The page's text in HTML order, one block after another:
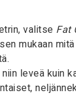
valitse Fat
mukaan
leveä kuin